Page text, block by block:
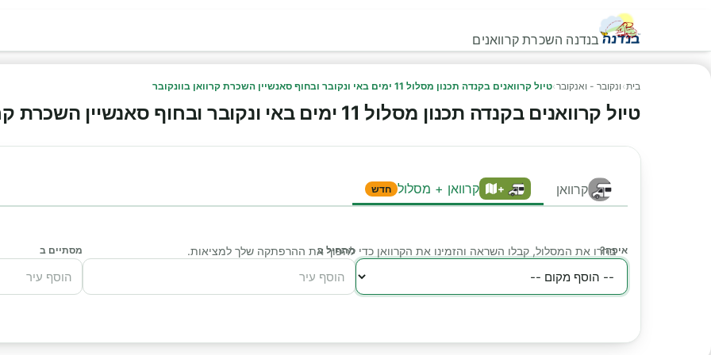
בנדנה השכרת קרוואנים
בית› ונקובר - ואנקובר›טיול קרוואנים בקנדה תכנון מסלול 11 ימים באי ונקובר ובחוף סאנשיין השכרת קרוואן בוונקובר
טיול קרוואנים בקנדה תכנון מסלול 11 ימים באי ונקובר ובחוף סאנשיין השכרת קרוואן בוונקובר
קרוואן + קרוואן + מסלול חדש
בחרו את המסלול, קבלו השראה והזמינו את הקרוואן כדי להפוך את ההרפתקה שלך למציאות.
איפה? מתחיל ב מסתיים ב